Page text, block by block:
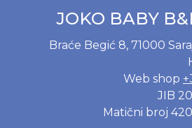
JOKO BABY
Braće Begić 8, 71000
Web shop
JIB
Matični broj